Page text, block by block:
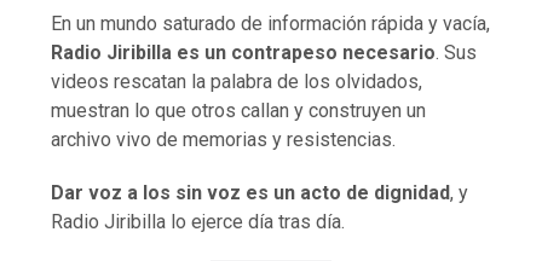
En un mundo saturado de información rápida y vacía,
Radio Jiribilla es un contrapeso necesario. Sus
videos rescatan la palabra de los olvidados,
muestran lo que otros callan y construyen un
archivo vivo de memorias y resistencias.
Dar voz a los sin voz es un acto de dignidad, y
Radio Jiribilla lo ejerce día tras día.